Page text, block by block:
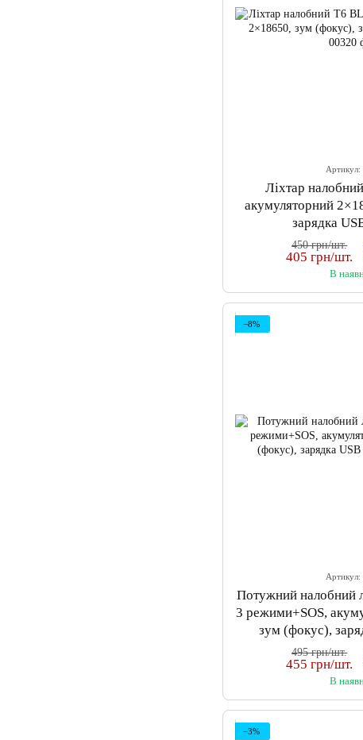
Артикул:
Ліхтар
акумуляторний
зарядка
450 грн/шт.
405 грн/шт.
В
−8%
Артикул:
Потужний налобний
3 режими+SOS,
зум (фокус),
495 грн/шт.
455 грн/шт.
В
−3%